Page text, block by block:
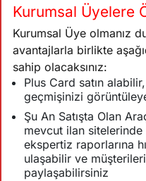
Kurumsal Üyelere
Kurumsal Üye olmanız
avantajlarla birlikte
sahip olacaksınız:
Plus Card satın
geçmişinizi
Şu An Satışta Olan
mevcut ilan sitelerinde
ekspertiz raporlarına
ulaşabilir ve
paylaşabilirsiniz